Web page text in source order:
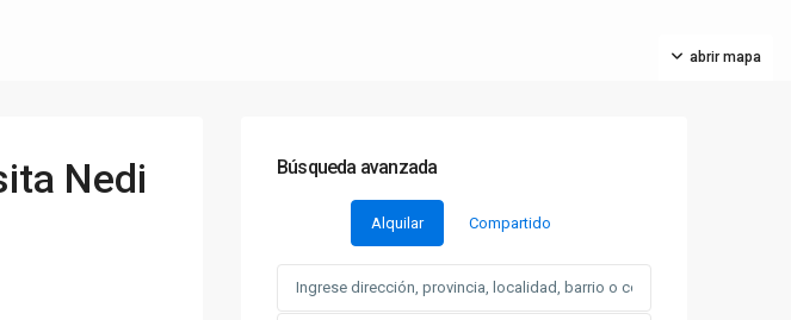
abrir mapa
Nedi
Búsqueda avanzada
Alquilar Compartido